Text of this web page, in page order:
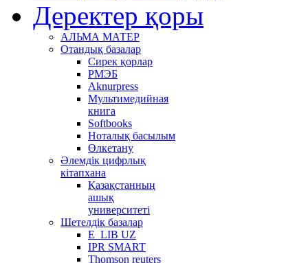
Деректер қоры
АЛЬМА МАТЕР
Отандық базалар
Сирек қорлар
РМЭБ
Аknurpress
Мультимедийная
книга
Softbooks
Ноталық басылым
Өлкетану
Әлемдік цифрлық
кітапхана
Қазақстанның
ашық
университеті
Шетелдік базалар
E_LIB UZ
IPR SMART
Thomson reuters